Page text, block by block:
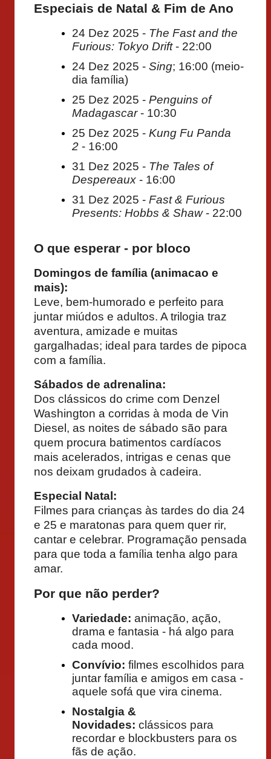
Especiais de Natal & Fim de Ano
24 Dez 2025 - The Fast and the
Furious: Tokyo Drift- 22:00
24 Dez 2025 - Sing; 16:00 (meio-
dia família)
25 Dez 2025 - Penguins of
Madagascar- 10:30
25 Dez 2025 - Kung Fu Panda
2 - 16:00
31 Dez 2025 - The Tales of
Despereaux - 16:00
31 Dez 2025 - Fast & Furious
Presents: Hobbs & Shaw- 22:00
O que esperar - por bloco
Domingos de família (animacao e
mais):
Leve, bem-humorado e perfeito para
juntar miúdos e adultos. A trilogia traz
aventura, amizade e muitas
gargalhadas; ideal para tardes de pipoca
com a família.
Sábados de adrenalina:
Dos clássicos do crime com Denzel
Washington a corridas à moda de Vin
Diesel, as noites de sábado são para
quem procura batimentos cardíacos
mais acelerados, intrigas e cenas que
nos deixam grudados à cadeira.
Especial Natal:
Filmes para crianças às tardes do dia 24
e 25 e maratonas para quem quer rir,
cantar e celebrar. Programação pensada
para que toda a família tenha algo para
amar.
Por que não perder?
Variedade: animação, ação,
drama e fantasia - há algo para
cada mood.
Convívio: filmes escolhidos para
juntar família e amigos em casa -
aquele sofá que vira cinema.
Nostalgia &
Novidades: clássicos para
recordar e blockbusters para os
fãs de ação.